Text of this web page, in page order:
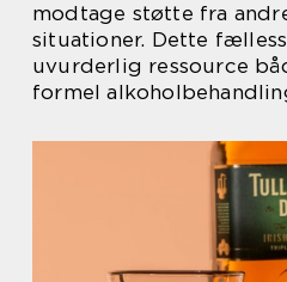
modtage støtte fra
situationer. Dette
uvurderlig ressource
formel